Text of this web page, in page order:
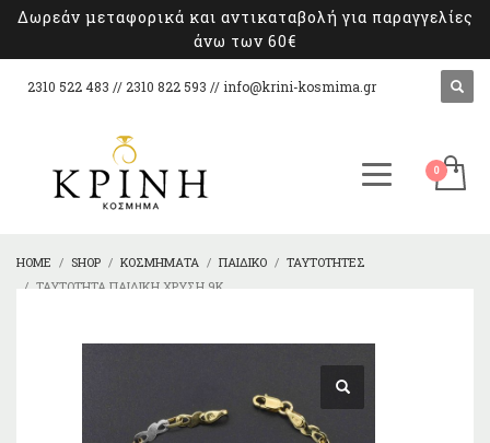
Δωρεάν μεταφορικά και αντικαταβολή για παραγγελίες
άνω των 60€
2310 522 483 // 2310 822 593 // info@krini-kosmima.gr
HOME SHOP ΚΟΣΜΉΜΑΤΑ ΠΑΙΔΙΚΌ
ΤΑΥΤΌΤΗΤΕΣ
ΤΑΥΤΌΤΗΤΑ ΠΑΙΔΙΚΉ ΧΡΥΣΉ 9Κ